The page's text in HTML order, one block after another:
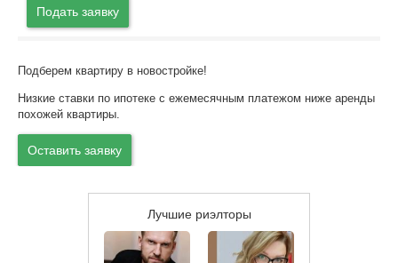
Подать заявку
Подберем квартиру в новостройке!
Низкие ставки по ипотеке с ежемесячным платежом ниже аренды
похожей квартиры.
Оставить заявку
Лучшие риэлторы